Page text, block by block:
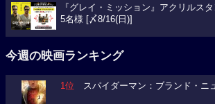
『グレイ・ミッション』アクリルス
5名様 [〆8/16(日)]
今週の映画ランキング
1位 スパイダーマン：ブランド・ニ